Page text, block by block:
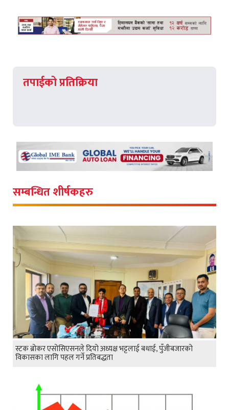
तपाईको प्रतिक्रिया
सम्बन्धित शीर्षकहरु
स्टक ब्रोकर एसोसिएसनले दियो अध्यक्ष भट्टलाई बधाई, पुँजीबजारको
विकासका लागि पहल गर्ने प्रतिबद्धता